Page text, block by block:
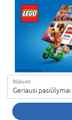
Rūšiuoti
Geriausi pasiūlymai